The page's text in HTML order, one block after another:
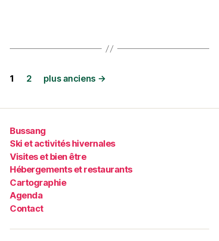
1 2 plus anciens →
Bussang
Ski et activités hivernales
Visites et bien être
Hébergements et restaurants
Cartographie
Agenda
Contact